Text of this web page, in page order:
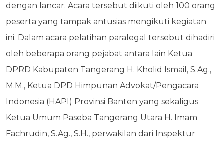
dengan lancar. Acara tersebut diikuti oleh 100 orang
peserta yang tampak antusias mengikuti kegiatan
ini. Dalam acara pelatihan paralegal tersebut dihadiri
oleh beberapa orang pejabat antara lain Ketua
DPRD Kabupaten Tangerang H. Kholid Ismail, S.Ag.,
M.M., Ketua DPD Himpunan Advokat/Pengacara
Indonesia (HAPI) Provinsi Banten yang sekaligus
Ketua Umum Paseba Tangerang Utara H. Imam
Fachrudin, S.Ag., S.H., perwakilan dari Inspektur